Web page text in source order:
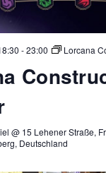
-23:00 Lorcana
@ 15 Lehener Straße,
Deutschland